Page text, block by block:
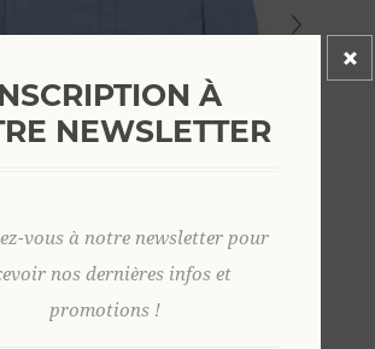
À
NEWSLETTER
vous à notre newsletter pour
nos dernières infos et
promotions !